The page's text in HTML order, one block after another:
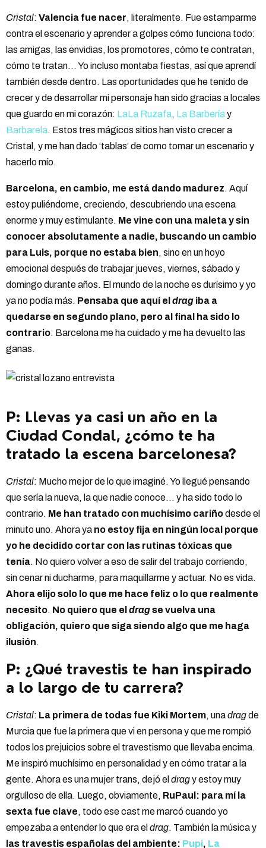
Cristal: Valencia fue nacer, literalmente. Fue estamparme
contra el escenario y aprender a golpes cómo funciona todo:
las amigas, las envidias, los promotores, cómo te contratan,
cómo te tratan… Yo incluso montaba fiestas, así que aprendí
también desde dentro. Las oportunidades que he tenido de
crecer y de desarrollar mi personaje han sido gracias a locales
que guardo en mi corazón: LaLa Ruzafa, La Barberíay
Barbarela. Estos tres mágicos sitios han visto crecer a
Cristal, y me han dado ‘tablas’ de como tomar un escenario y
hacerlo mío.
Barcelona, en cambio, me está dando madurez. Aquí
estoy puliéndome, creciendo, descubriendo una escena
enorme y muy estimulante. Me vine con una maleta y sin
conocer absolutamente a nadie, buscando un cambio
para Luis, porque no estaba bien, sino en un hoyo
emocional después de trabajar jueves, viernes, sábado y
domingo durante años. El mundo de la noche es durísimo y yo
ya no podía más. Pensaba que aquí el drag iba a
quedarse en segundo plano, pero al final ha sido lo
contrario: Barcelona me ha cuidado y me ha devuelto las
ganas.
P: Llevas ya casi un año en la
Ciudad Condal, ¿cómo te ha
tratado la escena barcelonesa?
Cristal: Mucho mejor de lo que imaginé. Yo llegué pensando
que sería la nueva, la que nadie conoce… y ha sido todo lo
contrario. Me han tratado con muchísimo cariñodesde el
minuto uno. Ahora ya no estoy fija en ningún local porque
yo he decidido cortar con las rutinas tóxicas que
tenía. No quiero volver a eso de salir del trabajo corriendo,
sin cenar ni ducharme, para maquillarme y actuar. No es vida.
Ahora elijo solo lo que me hace feliz o lo que realmente
necesito. No quiero que el dragse vuelva una
obligación, quiero que siga siendo algo que me haga
ilusión.
P: ¿Qué travestis te han inspirado
a lo largo de tu carrera?
Cristal: La primera de todas fue Kiki Mortem, unadragde
Murcia que fue la primera que vi en persona y que me rompió
todos los prejuicios sobre el travestismo que llevaba encima.
Me inspiró muchísimo en personalidad y en cómo tratar a la
gente. Ahora es una mujer trans, dejó el dragy estoy muy
orgulloso de ella. Luego, obviamente, RuPaul: para mí la
sexta fue clave, todo ese cast me marcó cuando yo
empezaba a entender lo que era el drag. También la música y
las travestis españolas del ambiente: Pupi, La